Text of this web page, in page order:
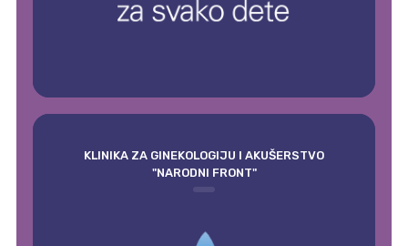
KLINIKA ZA GINEKOLOGIJU I AKUŠERSTVO
"NARODNI FRONT"